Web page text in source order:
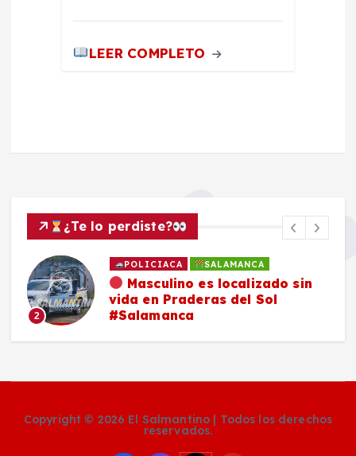
LEER COMPLETO
¿Te lo perdiste?
2
POLICIACA SALAMANCA
Masculino es localizado sin
vida en Praderas del Sol
#Salamanca
Copyright © 2026 El Salmantino | Todos los derechos
reservados.